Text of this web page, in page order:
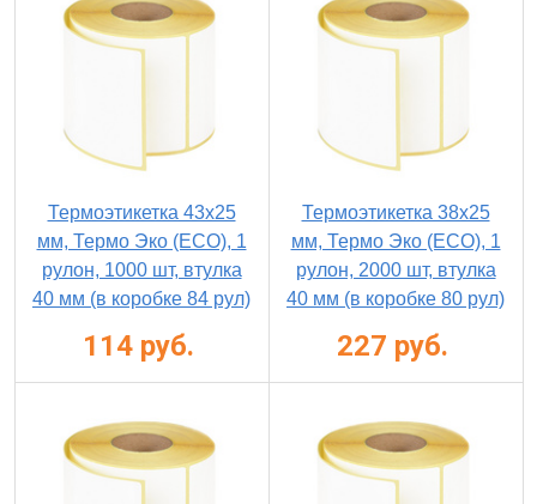
Термоэтикетка 43х25
мм, Термо Эко (ECO), 1
рулон, 1000 шт, втулка
40 мм (в коробке 84 рул)
114 руб.
Термоэтикетка 38х25
мм, Термо Эко (ECO), 1
рулон, 2000 шт, втулка
40 мм (в коробке 80 рул)
227 руб.